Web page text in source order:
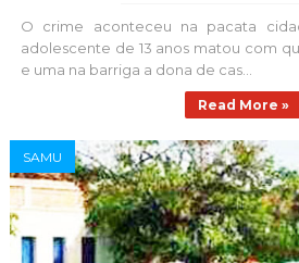
O crime aconteceu na pacata
adolescente de 13 anos matou com
e uma na barriga a dona de cas...
Read More »
SAMU